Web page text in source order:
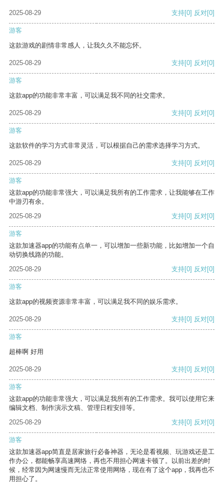
2025-08-29 支持[0] 反对[0]
游客
这款游戏的剧情非常感人，让我久久不能忘怀。
2025-08-29 支持[0] 反对[0]
游客
这款app的功能非常丰富，可以满足我不同的社交需求。
2025-08-29 支持[0] 反对[0]
游客
这款软件的学习方式非常灵活，可以根据自己的需求选择学习方式。
2025-08-29 支持[0] 反对[0]
游客
这款app的功能非常强大，可以满足我所有的工作需求，让我能够在工作
中游刃有余。
2025-08-29
支持[0] 反对[0]
游客
这款加速器app的功能有点单一，可以增加一些新功能，比如增加一个自
动切换线路的功能。
2025-08-29
支持[0] 反对[0]
游客
这款app的视频资源非常丰富，可以满足我不同的娱乐需求。
2025-08-29 支持[0] 反对[0]
游客
超棒啊 好用
2025-08-29 支持[0] 反对[0]
游客
这款app的功能非常强大，可以满足我所有的工作需求。我可以使用它来
编辑文档、制作演示文稿、管理日程安排等。
2025-08-29
支持[0] 反对[0]
游客
这款加速器app简直是居家旅行必备神器，无论是看视频、玩游戏还是工
作办公，都能畅享高速网络，再也不用担心网速卡顿了。以前出差的时
候，经常因为网速慢而无法正常使用网络，现在有了这个app，我再也不
用担心了。